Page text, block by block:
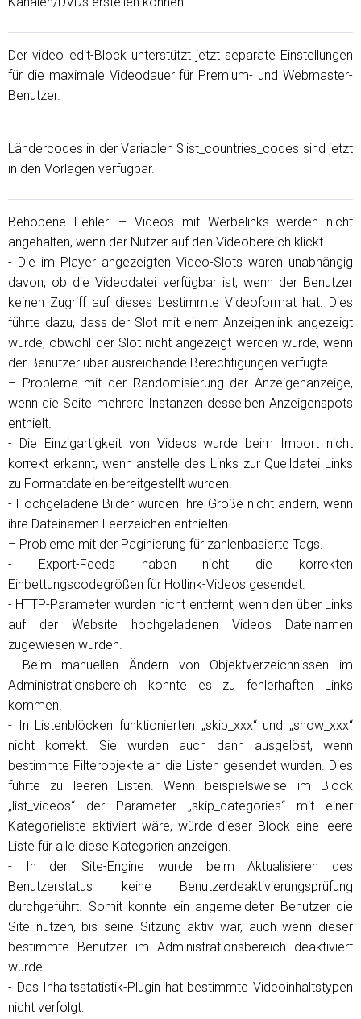
Der video_edit-Block unterstützt jetzt separate Einstellungen
für die maximale Videodauer für Premium- und Webmaster-
Benutzer.
Ländercodes in der Variablen $list_countries_codes sind jetzt
in den Vorlagen verfügbar.
Behobene Fehler: – Videos mit Werbelinks werden nicht
angehalten, wenn der Nutzer auf den Videobereich klickt.
- Die im Player angezeigten Video-Slots waren unabhängig
davon, ob die Videodatei verfügbar ist, wenn der Benutzer
keinen Zugriff auf dieses bestimmte Videoformat hat. Dies
führte dazu, dass der Slot mit einem Anzeigenlink angezeigt
wurde, obwohl der Slot nicht angezeigt werden würde, wenn
der Benutzer über ausreichende Berechtigungen verfügte.
– Probleme mit der Randomisierung der Anzeigenanzeige,
wenn die Seite mehrere Instanzen desselben Anzeigenspots
enthielt.
- Die Einzigartigkeit von Videos wurde beim Import nicht
korrekt erkannt, wenn anstelle des Links zur Quelldatei Links
zu Formatdateien bereitgestellt wurden.
- Hochgeladene Bilder würden ihre Größe nicht ändern, wenn
ihre Dateinamen Leerzeichen enthielten.
– Probleme mit der Paginierung für zahlenbasierte Tags.
- Export-Feeds haben nicht die korrekten
Einbettungscodegrößen für Hotlink-Videos gesendet.
- HTTP-Parameter wurden nicht entfernt, wenn den über Links
auf der Website hochgeladenen Videos Dateinamen
zugewiesen wurden.
- Beim manuellen Ändern von Objektverzeichnissen im
Administrationsbereich konnte es zu fehlerhaften Links
kommen.
- In Listenblöcken funktionierten „skip_xxx“ und „show_xxx“
nicht korrekt. Sie wurden auch dann ausgelöst, wenn
bestimmte Filterobjekte an die Listen gesendet wurden. Dies
führte zu leeren Listen. Wenn beispielsweise im Block
„list_videos“ der Parameter „skip_categories“ mit einer
Kategorieliste aktiviert wäre, würde dieser Block eine leere
Liste für alle diese Kategorien anzeigen.
- In der Site-Engine wurde beim Aktualisieren des
Benutzerstatus keine Benutzerdeaktivierungsprüfung
durchgeführt. Somit konnte ein angemeldeter Benutzer die
Site nutzen, bis seine Sitzung aktiv war, auch wenn dieser
bestimmte Benutzer im Administrationsbereich deaktiviert
wurde.
- Das Inhaltsstatistik-Plugin hat bestimmte Videoinhaltstypen
nicht verfolgt.